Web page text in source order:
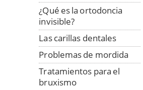
¿Qué es la ortodoncia
invisible?
Las carillas dentales
Problemas de mordida
Tratamientos para el
bruxismo